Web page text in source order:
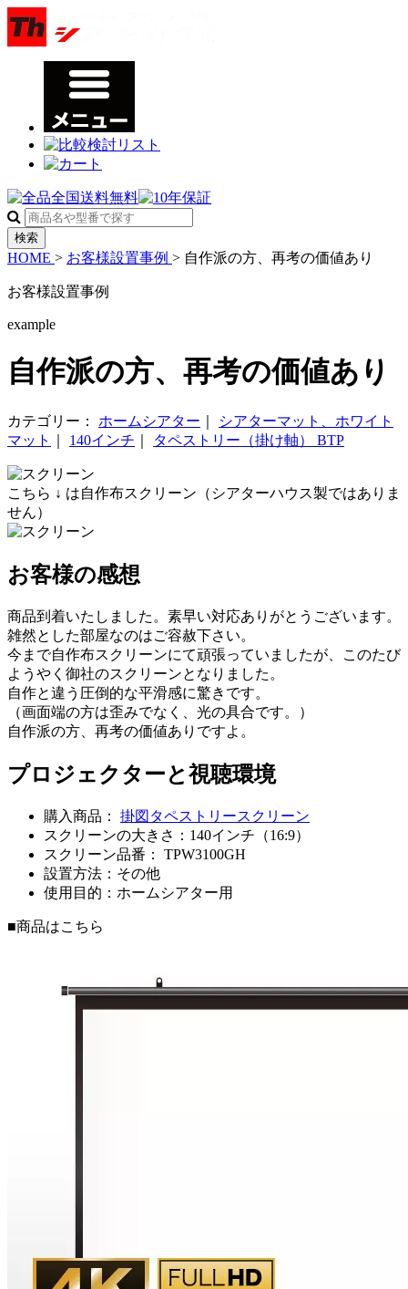
検索
HOME > お客様設置事例 > 自作派の方、再考の価値あり
お客様設置事例
example
自作派の方、再考の価値あり
カテゴリー： ホームシアター
シアターマット、ホワイト
マット
140インチ タペストリー（掛け軸） BTP
こちら ↓ は自作布スクリーン（シアターハウス製ではありま
せん）
お客様の感想
商品到着いたしました。素早い対応ありがとうございます。
雑然とした部屋なのはご容赦下さい。
今まで自作布スクリーンにて頑張っていましたが、このたび
ようやく御社のスクリーンとなりました。
自作と違う圧倒的な平滑感に驚きです。
（画面端の方は歪みでなく、光の具合です。）
自作派の方、再考の価値ありですよ。
プロジェクターと視聴環境
購入商品： 掛図タペストリースクリーン
スクリーンの大きさ：140インチ（16:9）
スクリーン品番： TPW3100GH
設置方法：その他
使用目的：ホームシアター用
■商品はこちら